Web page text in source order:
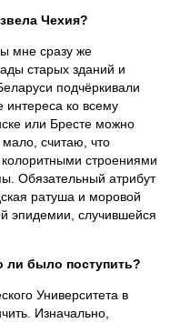
Чехия?
мне сразу же
старых зданий и
подчёркивали
интереса ко всему
или Бресте можно
считаю, что
строениями
Обязательный атрибут
ратуша и моровой
эпидемии, случившейся
ли было поступить?
Университета в
Изначально,